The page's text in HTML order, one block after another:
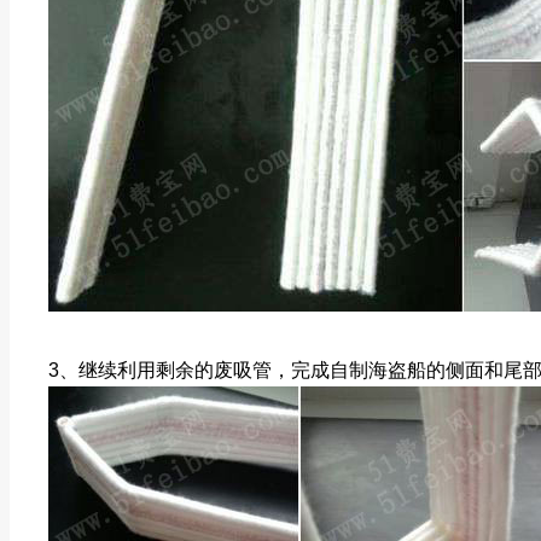
3、继续利用剩余的废吸管，完成自制海盗船的侧面和尾